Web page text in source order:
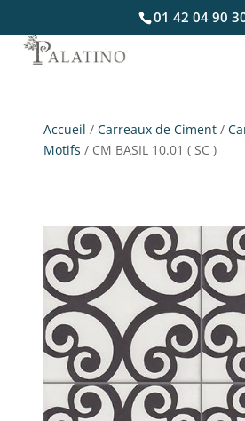
01 42 04 90
Accueil /Carreaux de Ciment /
Motifs / CM BASIL 10.01 ( SC )